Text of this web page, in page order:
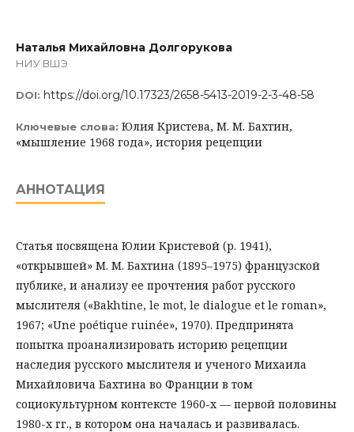
Наталья Михайловна Долгорукова
НИУ ВШЭ
DOI: https://doi.org/10.17323/2658-5413-2019-2-3-48-58
Ключевые слова: Юлия Кристева, М. М. Бахтин,
«мышление 1968 года», история рецепции
АННОТАЦИЯ
Статья посвящена Юлии Кристевой (р. 1941),
«открывшей» М. М. Бахтина (1895–1975) французской
публике, и анализу ее прочтения работ русского
мыслителя («Bakhtine, le mot, le dialogue et le roman»,
1967; «Une poétique ruinée», 1970). Предпринята
попытка проанализировать историю рецепции
наследия русского мыслителя и ученого Михаила
Михайловича Бахтина во Франции в том
социокультурном контексте 1960-х — первой половины
1980-х гг., в котором она началась и развивалась.